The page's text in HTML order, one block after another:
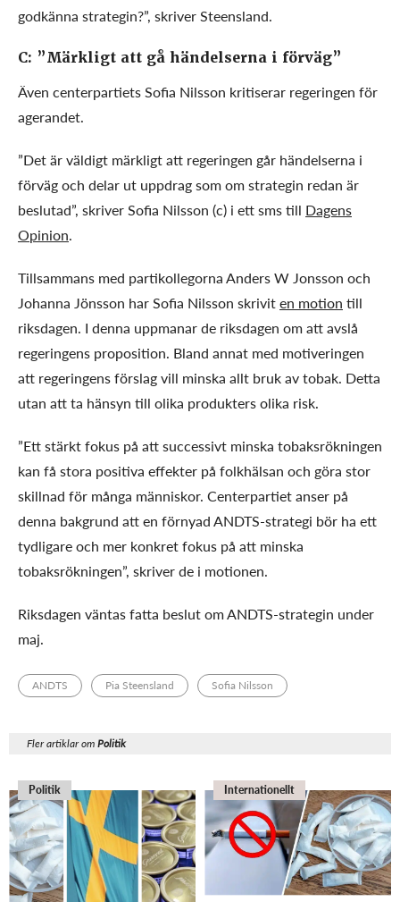
godkänna strategin?”, skriver Steensland.
C: ”Märkligt att gå händelserna i förväg”
Även centerpartiets Sofia Nilsson kritiserar regeringen för
agerandet.
”Det är väldigt märkligt att regeringen går händelserna i
förväg och delar ut uppdrag som om strategin redan är
beslutad”, skriver Sofia Nilsson (c) i ett sms till Dagens
Opinion.
Tillsammans med partikollegorna Anders W Jonsson och
Johanna Jönsson har Sofia Nilsson skriviten motion till
riksdagen. I denna uppmanar de riksdagen om att avslå
regeringens proposition. Bland annat med motiveringen
att regeringens förslag vill minska allt bruk av tobak. Detta
utan att ta hänsyn till olika produkters olika risk.
”Ett stärkt fokus på att successivt minska tobaksrökningen
kan få stora positiva effekter på folkhälsan och göra stor
skillnad för många människor. Centerpartiet anser på
denna bakgrund att en förnyad ANDTS-strategi bör ha ett
tydligare och mer konkret fokus på att minska
tobaksrökningen”, skriver de i motionen.
Riksdagen väntas fatta beslut om ANDTS-strategin under
maj.
ANDTS Pia Steensland Sofia Nilsson
Fler artiklar omPolitik
Politik Internationellt